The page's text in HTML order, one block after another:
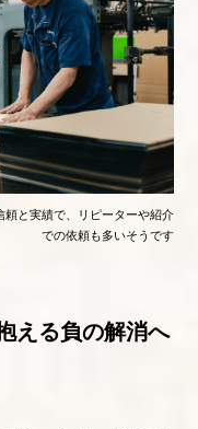
と実績で、リピーターや紹介
での依頼も多いそうです
える負の解消へ